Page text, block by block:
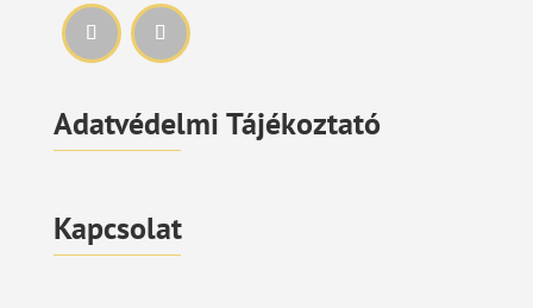
Adatvédelmi Tájékoztató
Kapcsolat